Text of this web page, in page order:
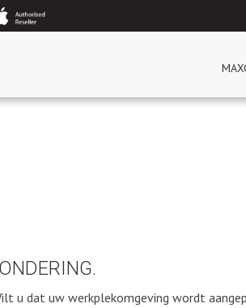
u dat uw werkplekomgeving wordt